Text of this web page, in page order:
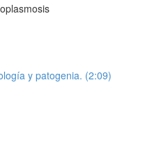
y patogenia. (2:09)